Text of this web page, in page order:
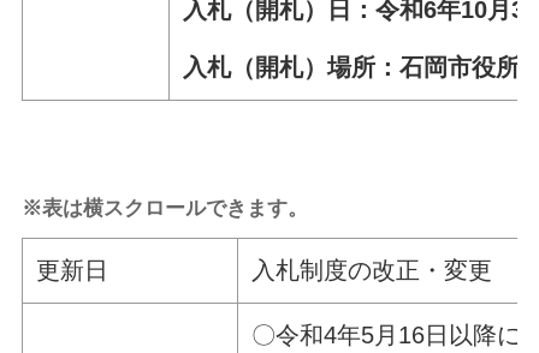
入札（開札）日：令和6年10月
入札（開札）場所：石岡市役
※表は横スクロールできます。
更新日 入札制度の改正・変更
〇令和4年5月16日以降に